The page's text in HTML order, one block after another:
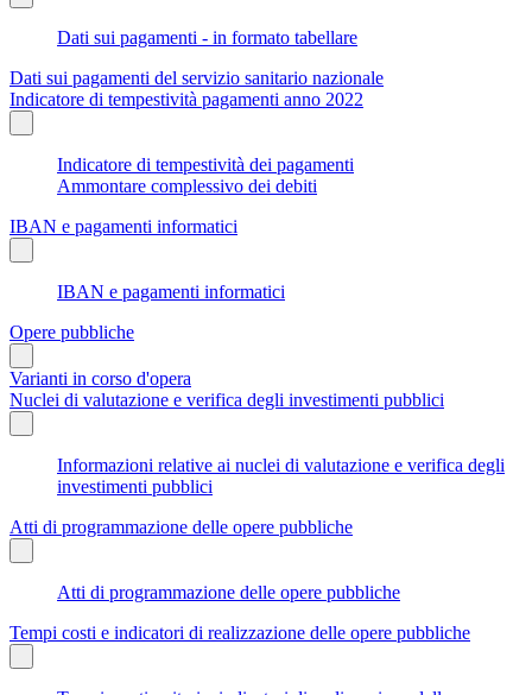
Dati sui pagamenti - in formato tabellare
Dati sui pagamenti del servizio sanitario nazionale
Indicatore di tempestività pagamenti anno 2022
Indicatore di tempestività dei pagamenti
Ammontare complessivo dei debiti
IBAN e pagamenti informatici
IBAN e pagamenti informatici
Opere pubbliche
Varianti in corso d'opera
Nuclei di valutazione e verifica degli investimenti pubblici
Informazioni relative ai nuclei di valutazione e verifica degli
investimenti pubblici
Atti di programmazione delle opere pubbliche
Atti di programmazione delle opere pubbliche
Tempi costi e indicatori di realizzazione delle opere pubbliche